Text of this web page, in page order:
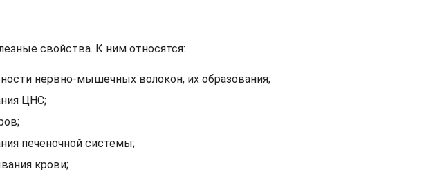
свойства. К ним относятся:
нервно-мышечных волокон, их образования;
ЦНС;
печеночной системы;
крови;